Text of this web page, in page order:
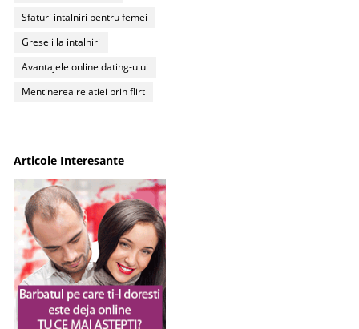
Sfaturi intalniri pentru femei
Greseli la intalniri
Avantajele online dating-ului
Mentinerea relatiei prin flirt
Articole Interesante